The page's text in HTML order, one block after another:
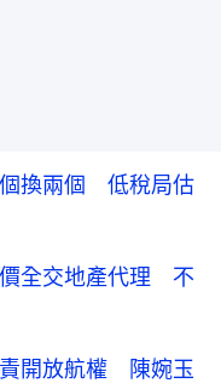
換兩個 低稅局估
價全交地產代理 不
責開放航權 陳婉玉